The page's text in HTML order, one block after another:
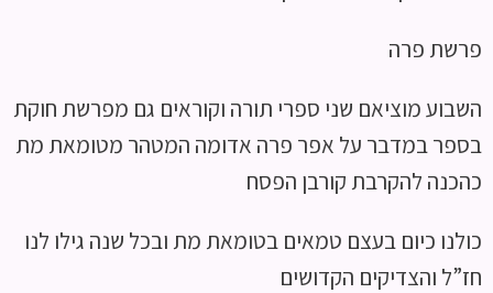
פרשת פרה
השבוע מוציאם שני ספרי תורה וקוראים גם מפרשת חוקת
בספר במדבר על אפר פרה אדומה המטהר מטומאת מת
כהכנה להקרבת קורבן הפסח
כולנו כיום בעצם טמאים בטומאת מת ובכל שנה גילו לנו
חז”ל והצדיקים הקדושים